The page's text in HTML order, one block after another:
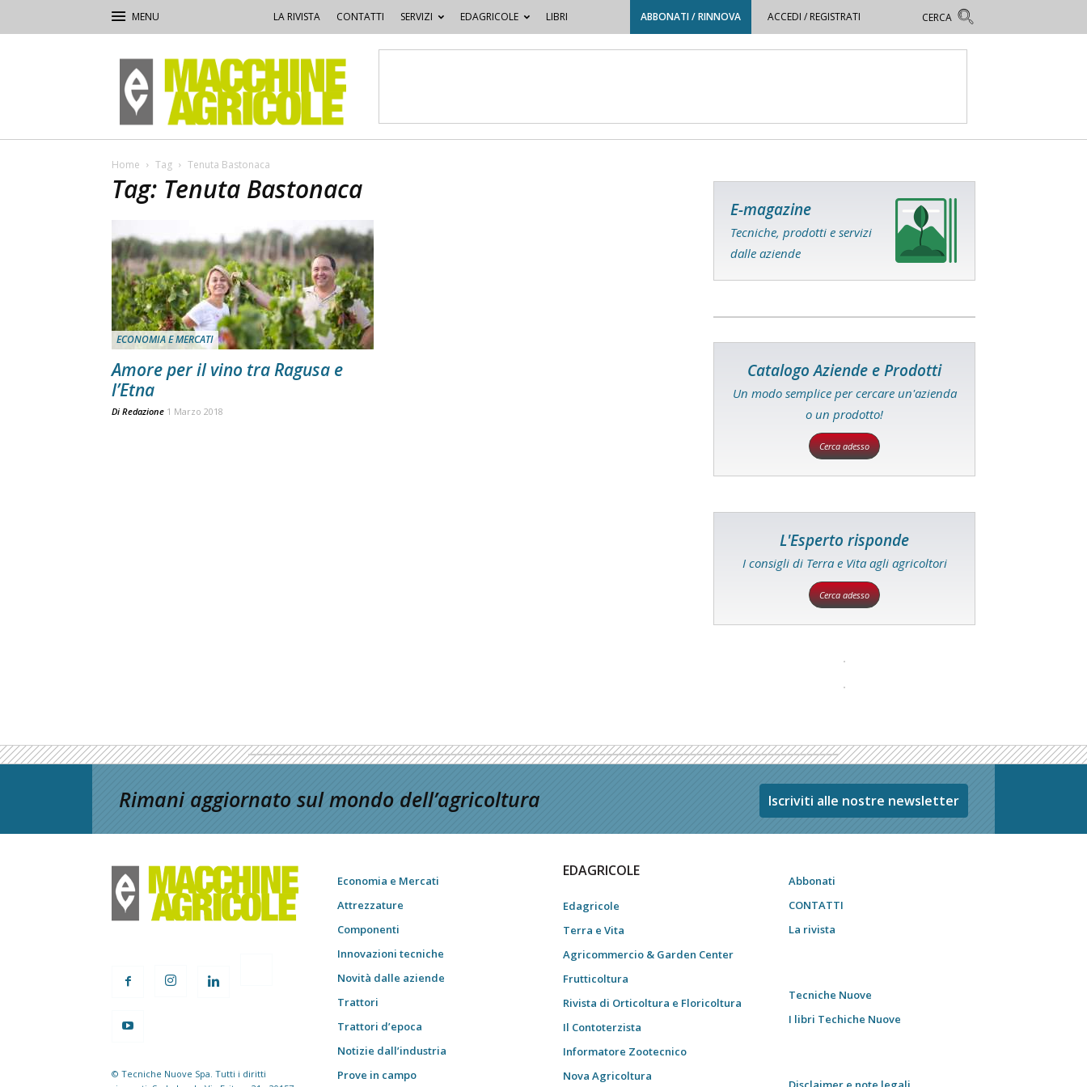
LA RIVISTA CONTATTI SERVIZI EDAGRICOLE LIBRI ABBONATI / RINNOVA ACCEDI / REGISTRATI
Macchine
Agricole
Home Tag Tenuta Bastonaca
Tag: Tenuta Bastonaca
ECONOMIA E MERCATI
Amore per il vino tra Ragusa e
l’Etna
Di Redazione 1 Marzo 2018
E-magazine
Tecniche, prodotti e servizi
dalle aziende
Catalogo Aziende e Prodotti
Un modo semplice per cercare un'azienda
o un prodotto!
Cerca adesso
L'Esperto risponde
I consigli di Terra e Vita agli agricoltori
Cerca adesso
Rimani aggiornato sul mondo dell’agricoltura Iscriviti alle nostre newsletter
© Tecniche Nuove Spa. Tutti i diritti
Economia e Mercati
Attrezzature
Componenti
Innovazioni tecniche
Novità dalle aziende
Trattori
Trattori d’epoca
Notizie dall’industria
Prove in campo
EDAGRICOLE
Edagricole
Terra e Vita
Agricommercio & Garden Center
Frutticoltura
Rivista di Orticoltura e Floricoltura
Il Contoterzista
Informatore Zootecnico
Nova Agricoltura
Abbonati
CONTATTI
La rivista
Tecniche Nuove
I libri Techiche Nuove